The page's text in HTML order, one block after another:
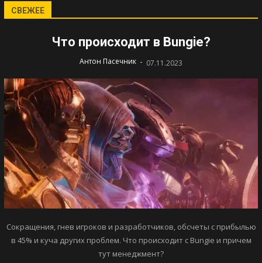
СВЕЖЕЕ
Что происходит в Bungie?
Антон Пасечник - 07.11.2023
Сокращения, гнев игроков и разработчиков, обсчеты с прибылью
в 45% и куча других проблем. Что происходит с Bungie и причем
тут менеджмент?